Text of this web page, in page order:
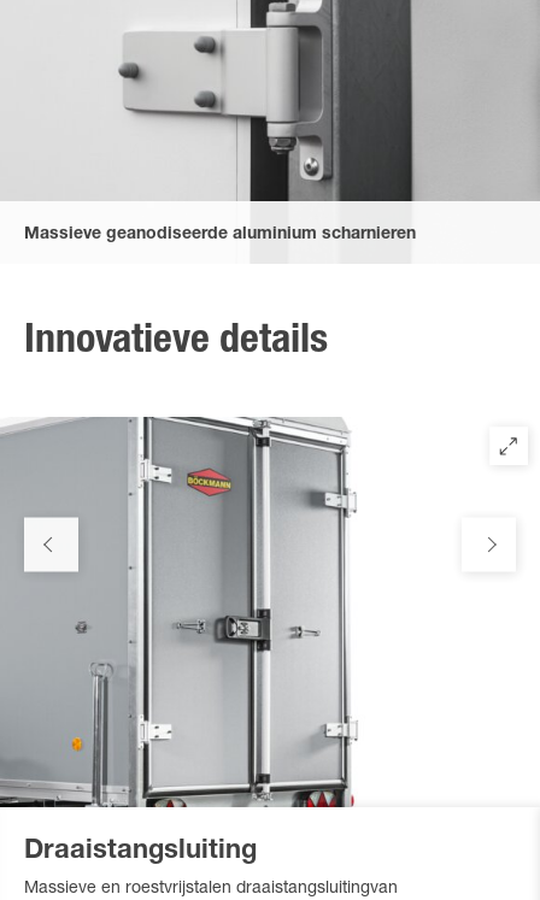
Massieve geanodiseerde aluminium scharnieren
Innovatieve details
Draaistangsluiting
Massieve en roestvrijstalen draaistangsluitingvan